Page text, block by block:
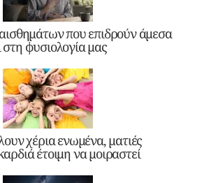
που επιδρούν άμεσα
φυσιολογία μας
χέρια ενωμένα, ματιές
έτοιμη να μοιραστεί